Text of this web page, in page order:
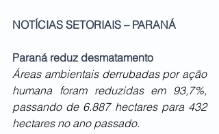
NOTÍCIAS SETORIAIS – PARANÁ
Paraná reduz desmatamento
Áreas ambientais derrubadas por ação
humana foram reduzidas em 93,7%,
passando de 6.887 hectares para 432
hectares no ano passado.